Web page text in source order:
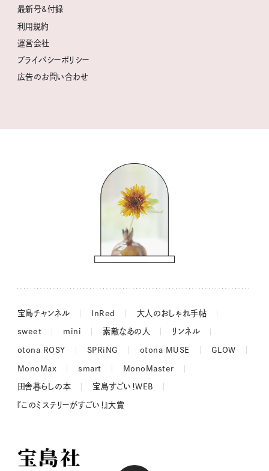
喜ばれる贈り物手帖
猫と一緒に心地いい暮らし
空想喫茶トラノコクさんのあの店この店、喫茶訪問日記
圷みほさんのゆるっと週末キャンプ通信
豆柴・まもるくんの旅日記
柳沢小実さんのお散歩するようなゆるり旅
valoさんのかわいいもの探し
コウケンテツのヒトワザ巡り
ノーラのフィンランド旅気分
吉田羊さんの着物と12のアソビゴコロ
長谷川あかりさんの今週もお疲れ様つまみ
おぱんつ君のわくわく楽しい一週間占い
毎日が心地よくなるリンネルタロット
最新号&付録
利用規約
運営会社
プライバシーポリシー
広告のお問い合わせ
宝島チャンネル InRed 大人のおしゃれ手帖
sweet mini 素敵なあの人 リンネル
otona ROSY SPRiNG otona MUSE GLOW
MonoMax smart MonoMaster
田舎暮らしの本 宝島すごい！WEB
『このミステリーがすごい！』大賞